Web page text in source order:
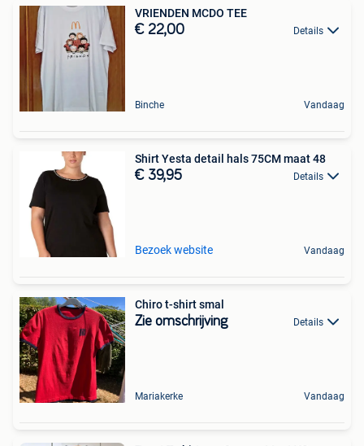
VRIENDEN MCDO TEE
€ 22,00 Details
Binche Vandaag
Shirt Yesta detail hals 75CM maat 48
€ 39,95 Details
Bezoek website Vandaag
Chiro t-shirt smal
Zie omschrijving Details
Mariakerke Vandaag